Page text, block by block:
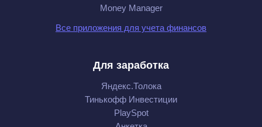
Money Manager
Все приложения для учета финансов
Для заработка
Яндекс.Толока
Тинькофф Инвестиции
PlaySpot